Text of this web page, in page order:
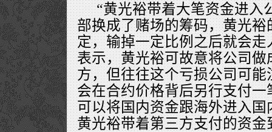
“黄光裕带着大笔资金进入
部换成了赌场的筹码，黄光
定，输掉一定比例之后就会
表示，黄光裕可故意将公司
方，但往往这个亏损公司可
会在合约价格背后另行支付
可以将国内资金跟海外进入
黄光裕带着第三方支付的资